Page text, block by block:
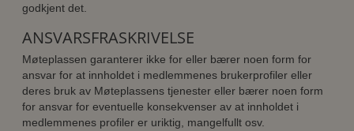
godkjent det.
ANSVARSFRASKRIVELSE
Møteplassen garanterer ikke for eller bærer noen form for
ansvar for at innholdet i medlemmenes brukerprofiler eller
deres bruk av Møteplassens tjenester eller bærer noen form
for ansvar for eventuelle konsekvenser av at innholdet i
medlemmenes profiler er uriktig, mangelfullt osv.